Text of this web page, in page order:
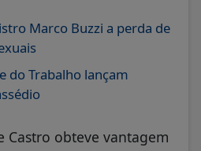
Marco Buzzi a perda de
do Trabalho lançam
Castro obteve vantagem